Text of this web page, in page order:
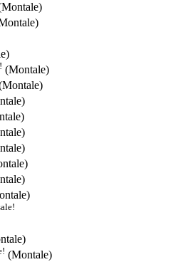
(Montale)
(Montale)